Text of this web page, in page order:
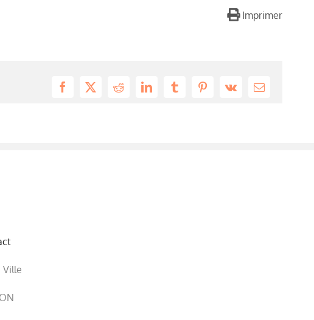
Imprimer
Facebook
X RedditLinkedInTumblrPinterest
Vk Email
Ville